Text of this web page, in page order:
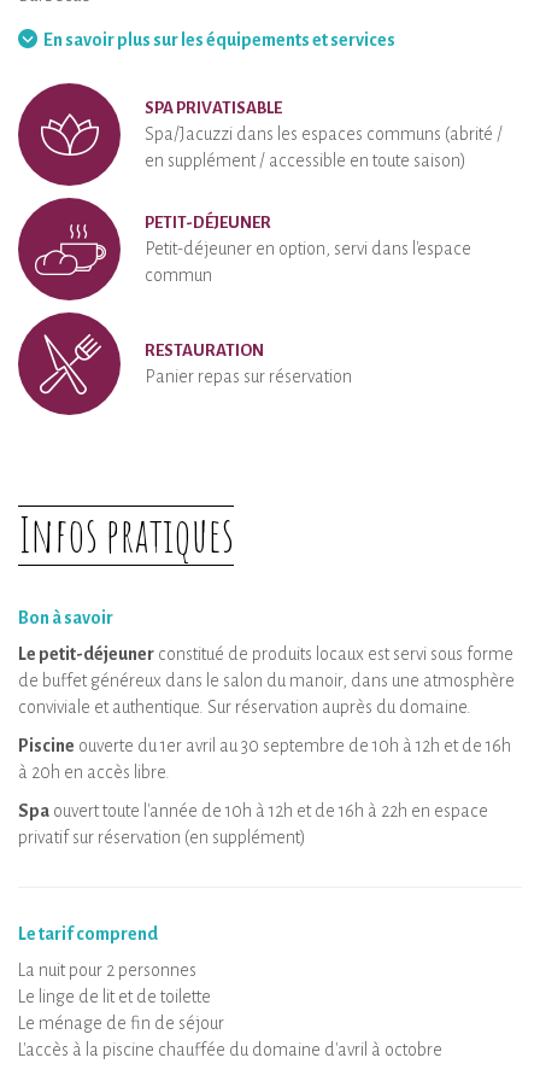
En savoir plus sur les équipements et services
SPA PRIVATISABLE
Spa/Jacuzzi dans les espaces communs (abrité /
en supplément / accessible en toute saison)
PETIT-DÉJEUNER
Petit-déjeuner en option, servi dans l'espace
commun
RESTAURATION
Panier repas sur réservation
Infos pratiques
Bon à savoir
Le petit-déjeuner constitué de produits locaux est servi sous forme
de buffet généreux dans le salon du manoir, dans une atmosphère
conviviale et authentique. Sur réservation auprès du domaine.
Piscine ouverte du 1er avril au 30 septembre de 10h à 12h et de 16h
à 20h en accès libre.
Spa ouvert toute l'année de 10h à 12h et de 16h à 22h en espace
privatif sur réservation (en supplément)
Le tarif comprend
La nuit pour 2 personnes
Le linge de lit et de toilette
Le ménage de fin de séjour
L'accès à la piscine chauffée du domaine d'avril à octobre